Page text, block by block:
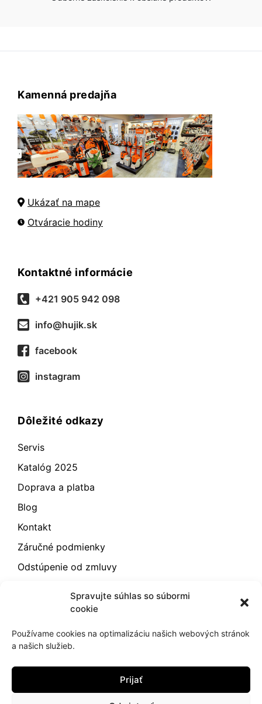
Spravujte súhlas so súbormi
cookie
Používame cookies na optimalizáciu našich webových stránok
a našich služieb.
Prijať
Kamenná predajňa
Ukázať na mape
Otváracie hodiny
Kontaktné informácie
+421 905 942 098
info@hujik.sk
facebook
instagram
Dôležité odkazy
Servis
Katalóg 2025
Doprava a platba
Blog
Kontakt
Záručné podmienky
Odstúpenie od zmluvy
Obchodné podmienky
Ochrana osobných údajov
Cookies